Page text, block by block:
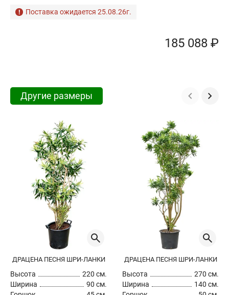
Поставка ожидается 25.08.26г.
185 088 ₽
Другие размеры
ДРАЦЕНА ПЕСНЯ ШРИ-ЛАНКИ
Высота
220 см.
Ширина
90 см.
ДРАЦЕНА ПЕСНЯ ШРИ-ЛАНКИ
Высота
270 см.
Ширина
140 см.